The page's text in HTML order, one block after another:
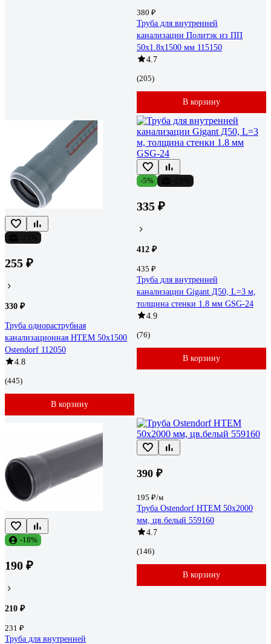
380 ₽
Труба для внутренней
канализации Политэк из ПП
50х1.8х1500 мм 115150
4.7
(205)
В корзину
255 ₽
330 ₽
Труба однораструбная
канализационная HTEM 50х1500
Ostendorf 112050
4.8
(445)
В корзину
-5%
335 ₽
412 ₽
435 ₽
Труба для внутренней
канализации Gigant Д50, L=3 м,
толщина стенки 1.8 мм GSG-24
4.9
(76)
В корзину
-18%
190 ₽
210 ₽
231 ₽
Труба для внутренней
390 ₽
195 ₽/м
Труба Ostendorf HTEM 50x2000
мм, цв.белый 559160
4.7
(146)
В корзину